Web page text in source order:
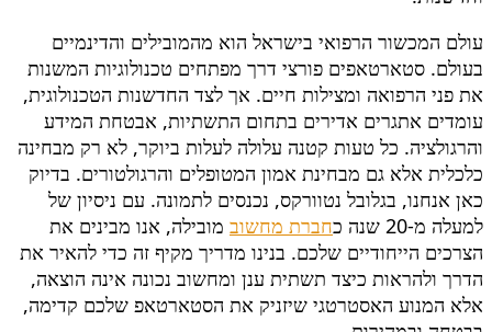
עולם המכשור הרפואי בישראל הוא מהמובילים והדינמיים
בעולם. סטארטאפים פורצי דרך מפתחים טכנולוגיות המשנות
את פני הרפואה ומצילות חיים. אך לצד החדשנות הטכנולוגית,
עומדים אתגרים אדירים בתחום התשתיות, אבטחת המידע
והרגולציה. כל טעות קטנה עלולה לעלות ביוקר, לא רק מבחינה
כלכלית אלא גם מבחינת אמון המטופלים והרגולטורים. בדיוק
כאן אנחנו, בגלובל נטוורקס, נכנסים לתמונה. עם ניסיון של
למעלה מ-20 שנה כ
חברת מחשוב מובילה, אנו מבינים את
הצרכים הייחודיים שלכם. בנינו מדריך מקיף זה כדי להאיר את
הדרך ולהראות כיצד תשתית ענן ומחשוב נכונה אינה הוצאה,
אלא המנוע האסטרטגי שיזניק את הסטארטאפ שלכם קדימה,